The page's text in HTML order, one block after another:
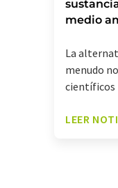
medio
La
menudo
científicos
LEER